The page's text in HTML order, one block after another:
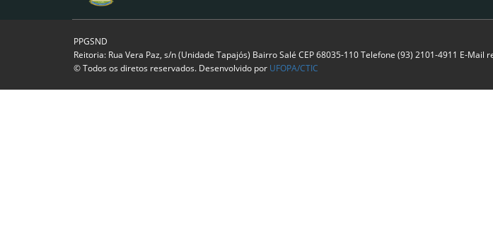
PPGSND
Reitoria: Rua Vera Paz, s/n (Unidade Tapajós) Bairro Salé CEP 68035-110 Telefone (93) 2101-4911 E-
© Todos os diretos reservados. Desenvolvido por UFOPA/CTIC